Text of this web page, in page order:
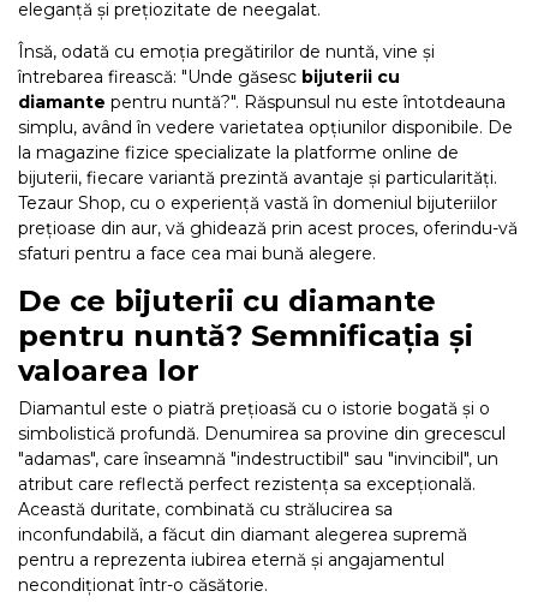
Inele
Cercei
Bratari
Coliere
Lanturi
Pandantive
TIP METAL
Aur galben
Aur alb
Aur roz
Aur mixt
CARATAJ
eleganță și prețiozitate de neegalat.
Însă, odată cu emoția pregătirilor de nuntă, vine și
întrebarea firească: "Unde găsesc bijuterii cu
diamante pentru nuntă?". Răspunsul nu este întotdeauna
simplu, având în vedere varietatea opțiunilor disponibile. De
la magazine fizice specializate la platforme online de
bijuterii, fiecare variantă prezintă avantaje și particularități.
Tezaur Shop, cu o experiență vastă în domeniul bijuteriilor
prețioase din aur, vă ghidează prin acest proces, oferindu-vă
sfaturi pentru a face cea mai bună alegere.
De ce bijuterii cu diamante
pentru nuntă? Semnificația și
valoarea lor
Diamantul este o piatră prețioasă cu o istorie bogată și o
simbolistică profundă. Denumirea sa provine din grecescul
"adamas", care înseamnă "indestructibil" sau "invincibil", un
atribut care reflectă perfect rezistența sa excepțională.
Această duritate, combinată cu strălucirea sa
inconfundabilă, a făcut din diamant alegerea supremă
pentru a reprezenta iubirea eternă și angajamentul
necondiționat într-o căsătorie.